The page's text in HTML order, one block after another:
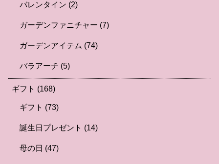
バレンタイン (2)
ガーデンファニチャー (7)
ガーデンアイテム (74)
バラアーチ (5)
ギフト (168)
ギフト (73)
誕生日プレゼント (14)
母の日 (47)